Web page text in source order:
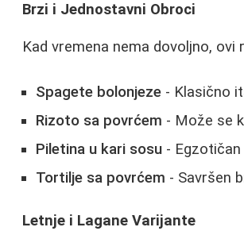
Brzi i Jednostavni Obroci
Kad vremena nema dovoljno,
Spagete bolonjeze - Klasično
Rizoto sa povrćem - Može se
Piletina u kari sosu -
Tortilje sa povrćem - Savršen
Letnje i Lagane Varijante